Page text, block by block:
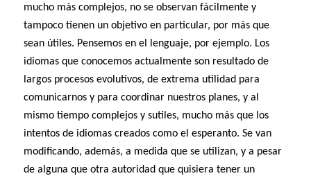
mucho más complejos, no se observan fácilmente y
tampoco tienen un objetivo en particular, por más que
sean útiles. Pensemos en el lenguaje, por ejemplo. Los
idiomas que conocemos actualmente son resultado de
largos procesos evolutivos, de extrema utilidad para
comunicarnos y para coordinar nuestros planes, y al
mismo tiempo complejos y sutiles, mucho más que los
intentos de idiomas creados como el esperanto. Se van
modificando, además, a medida que se utilizan, y a pesar
de alguna que otra autoridad que quisiera tener un